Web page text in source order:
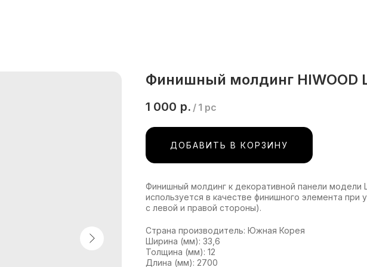
Финишный молдинг HIWOOD
1 000 р. / 1 pc
ДОБАВИТЬ В КОРЗИНУ
Финишный молдинг к декоративной панели модели
используется в качестве финишного элемента при
с левой и правой стороны).
Страна производитель: Южная Корея
Ширина (мм): 33,6
Толщина (мм): 12
Длина (мм): 2700